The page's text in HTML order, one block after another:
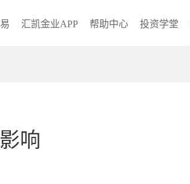
汇凯金业APP 帮助中心 投资学堂
响